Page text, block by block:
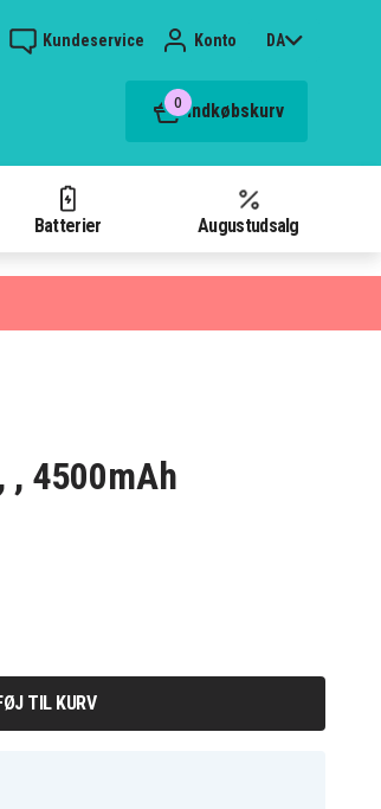
Kundeservice Konto DA
0 Indkøbskurv
Batterier Augustudsalg
, 4500mAh
TIL KURV